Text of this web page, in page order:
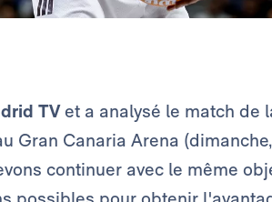
TVet a analysé le match de
Gran Canaria Arena
continuer avec le même